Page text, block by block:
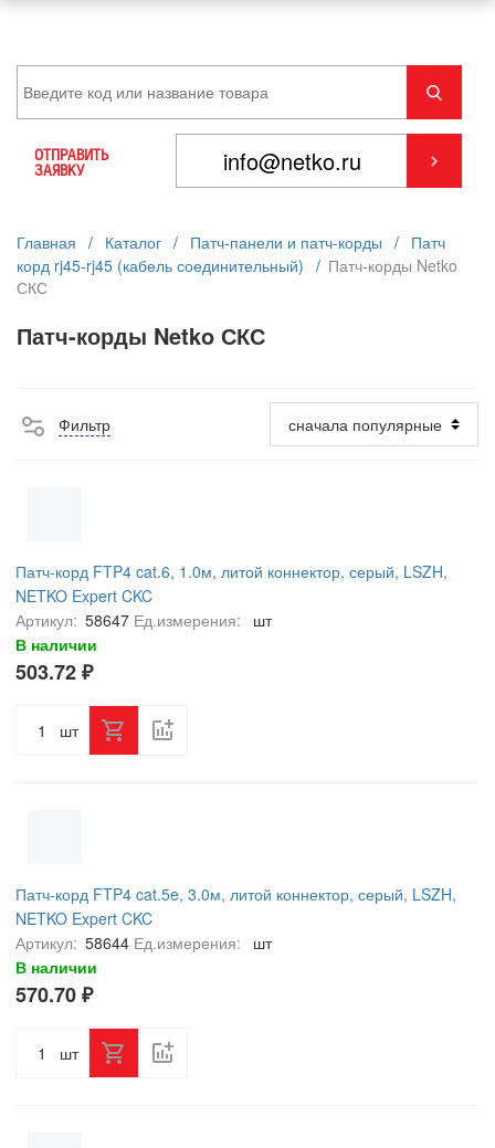
ОТПРАВИТЬ
ЗАЯВКУ
Главная / Каталог / Патч-панели и патч-корды / Патч
корд rj45-rj45 (кабель соединительный) / Патч-корды Netko
СКС
Патч-корды Netko СКС
Фильтр
Патч-корд FTP4 cat.6, 1.0м, литой коннектор, серый, LSZH,
NETKO Expert CKC
Артикул: 58647 Ед.измерения:
шт
В наличии
503.72 ₽
шт
Патч-корд FTP4 cat.5e, 3.0м, литой коннектор, серый, LSZH,
NETKO Expert CKC
Артикул: 58644 Ед.измерения:
шт
В наличии
570.70 ₽
шт